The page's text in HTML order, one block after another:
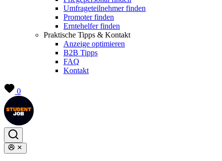
Umfrageteilnehmer finden
Promoter finden
Erntehelfer finden
Praktische Tipps & Kontakt
Anzeige optimieren
B2B Tipps
FAQ
Kontakt
0